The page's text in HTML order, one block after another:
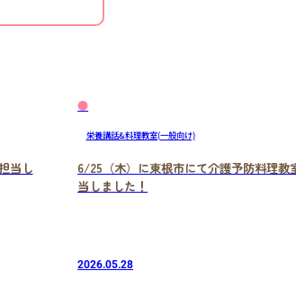
当し
●
栄養講話&料理教室(一般向け)
6/25（木）に東根市にて介護予防料理教
当しました！
2026.05.28